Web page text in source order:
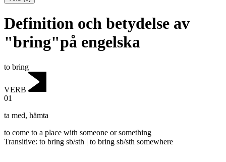
Definition och betydelse av
"bring"på engelska
to bring
VERB
01
ta med, hämta
to come to a place with someone or something
Transitive: to bring sb/sth | to bring sb/sth somewhere